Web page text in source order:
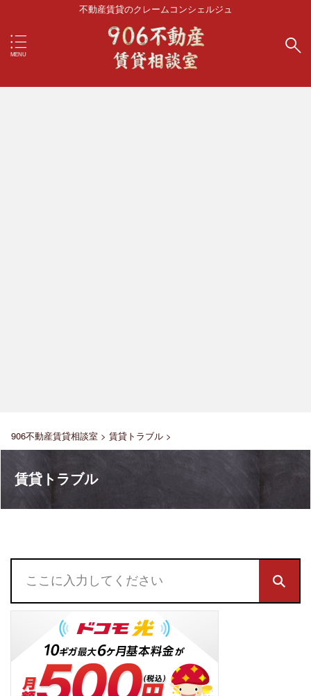
不動産賃貸のクレームコンシェルジュ
906不動産賃貸相談室 > 賃貸トラブル >
賃貸トラブル